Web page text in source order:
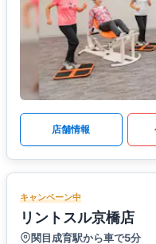
店舗情報
キャンペーン中
リントスル京橋店
関目成育駅から車で5分